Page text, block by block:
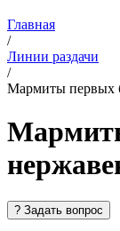
Главная
/
Линии раздачи
/
Мармиты первых